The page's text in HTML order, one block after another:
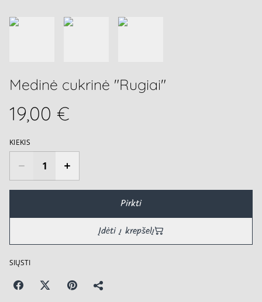
Medinė cukrinė "Rugiai"
19,00 €
KIEKIS
Pirkti
Įdėti į krepšelį
SIŲSTI